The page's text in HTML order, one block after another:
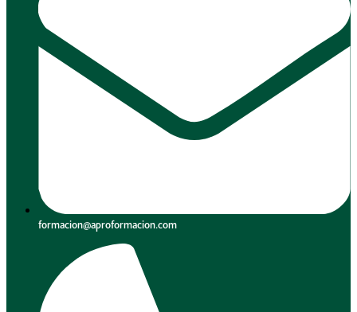
formacion@aproformacion.com